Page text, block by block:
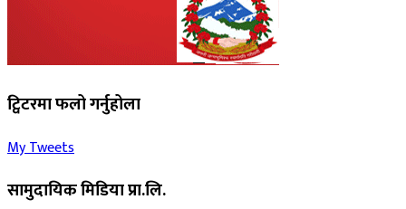
ट्विटरमा फलो गर्नुहोला
My Tweets
सामुदायिक मिडिया प्रा.लि.